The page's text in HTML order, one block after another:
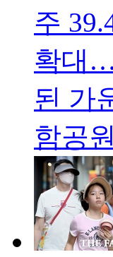
주
확대
된 가
함공